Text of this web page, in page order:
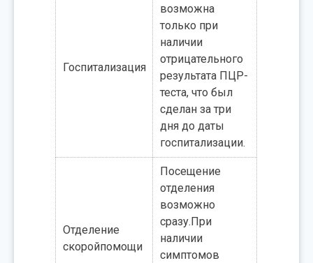
Госпитализация
возможна
только при
наличии
отрицательного
результата ПЦР-
теста, что был
сделан за три
дня до даты
госпитализации.
Отделение
скоройпомощи
Посещение
отделения
возможно
сразу.При
наличии
симптомов